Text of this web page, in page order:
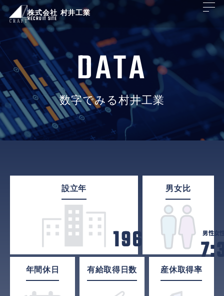
株式会社 村井工業
RECRUIT SITE
DATA
数字でみる村井工業
設立年
1968
男女比
男性女
年間休日 有給取得日数 産休取得率